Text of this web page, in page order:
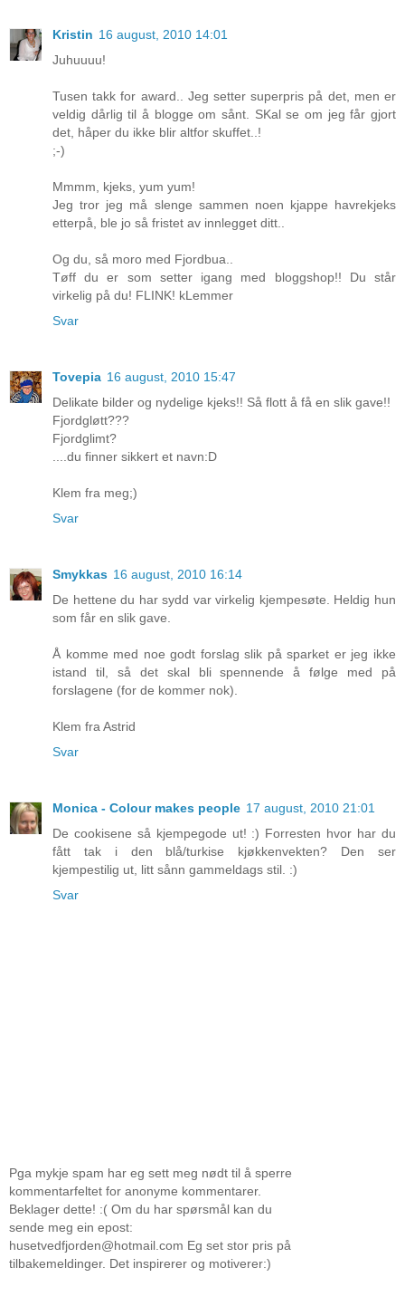
Kristin 16 august, 2010 14:01
Juhuuuu!
Tusen takk for award.. Jeg setter superpris på det, men er
veldig dårlig til å blogge om sånt. SKal se om jeg får gjort
det, håper du ikke blir altfor skuffet..!
;-)
Mmmm, kjeks, yum yum!
Jeg tror jeg må slenge sammen noen kjappe havrekjeks
etterpå, ble jo så fristet av innlegget ditt..
Og du, så moro med Fjordbua..
Tøff du er som setter igang med bloggshop!! Du står
virkelig på du! FLINK! kLemmer
Svar
Tovepia 16 august, 2010 15:47
Delikate bilder og nydelige kjeks!! Så flott å få en slik gave!!
Fjordgløtt???
Fjordglimt?
....du finner sikkert et navn:D
Klem fra meg;)
Svar
Smykkas 16 august, 2010 16:14
De hettene du har sydd var virkelig kjempesøte. Heldig hun
som får en slik gave.
Å komme med noe godt forslag slik på sparket er jeg ikke
istand til, så det skal bli spennende å følge med på
forslagene (for de kommer nok).
Klem fra Astrid
Svar
Monica - Colour makes people 17 august, 2010 21:01
De cookisene så kjempegode ut! :) Forresten hvor har du
fått tak i den blå/turkise kjøkkenvekten? Den ser
kjempestilig ut, litt sånn gammeldags stil. :)
Svar
Pga mykje spam har eg sett meg nødt til å sperre
kommentarfeltet for anonyme kommentarer.
Beklager dette! :( Om du har spørsmål kan du
sende meg ein epost:
husetvedfjorden@hotmail.com Eg set stor pris på
tilbakemeldinger. Det inspirerer og motiverer:)